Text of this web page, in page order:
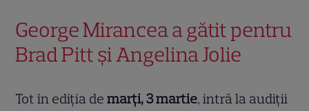
George Mirancea a gătit pentru
Brad Pitt și Angelina Jolie
Tot în ediția demarți, 3 martie, intră la audiții